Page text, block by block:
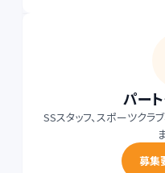
パー
SSスタッフ、スポーツクラ
募集